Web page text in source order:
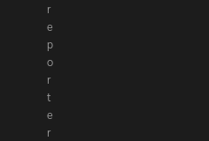
r
e
p
o
r
t
e
r